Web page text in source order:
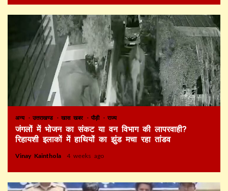
अन्य उत्तराखण्ड खास खबर पौड़ी राज्य
जंगलों में भोजन का संकट या वन विभाग की लापरवाही?
रिहायशी इलाकों में हाथियों का झुंड मचा रहा तांडव
Vinay Kainthola 4 weeks ago